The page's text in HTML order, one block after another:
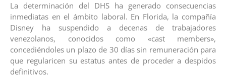
La determinación del DHS ha generado consecuencias
inmediatas en el ámbito laboral. En Florida, la compañía
Disney ha suspendido a decenas de trabajadores
venezolanos, conocidos como «cast members»,
concediéndoles un plazo de 30 días sin remuneración para
que regularicen su estatus antes de proceder a despidos
definitivos.